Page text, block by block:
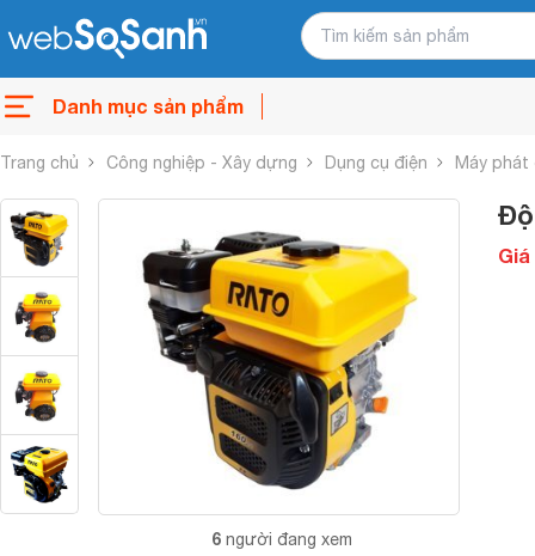
Danh mục sản phẩm
Trang chủ Công nghiệp - Xây dựng Dụng cụ điện Máy phát
6 người đang xem
Giá